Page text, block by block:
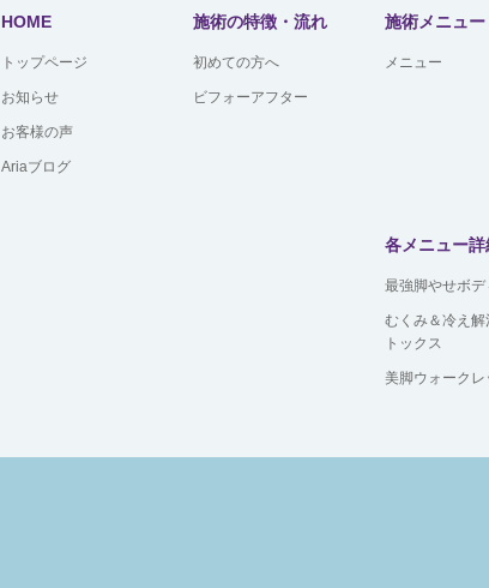
HOME
トップページ
お知らせ
お客様の声
Ariaブログ
施術の特徴・流れ
初めての方へ
ビフォーアフター
施術メニュ
メニュー
各メニュー詳
最強脚やせボデ
むくみ＆冷え
トックス
美脚ウォークレ